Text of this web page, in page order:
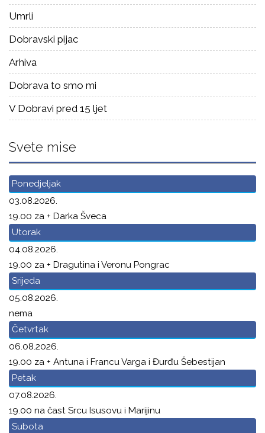
Umrli
Dobravski pijac
Arhiva
Dobrava to smo mi
V Dobravi pred 15 ljet
Svete mise
Ponedjeljak
03.08.2026.
19.00 za + Darka Šveca
Utorak
04.08.2026.
19.00 za + Dragutina i Veronu Pongrac
Srijeda
05.08.2026.
nema
Četvrtak
06.08.2026.
19.00 za + Antuna i Francu Varga i Đurđu Šebestijan
Petak
07.08.2026.
19.00 na čast Srcu Isusovu i Marijinu
Subota